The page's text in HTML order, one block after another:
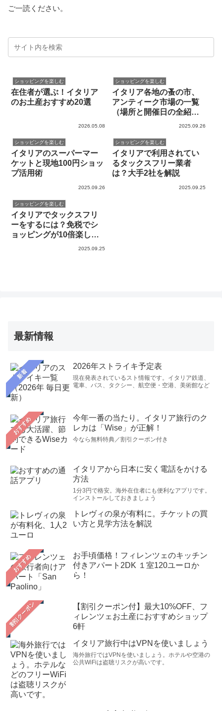
ご一読ください。
ショッピングを楽しむ
在住者が選ぶ！イタリア
のお土産おすすめ20選
2026.05.08
ショッピングを楽しむ
イタリア各地の蚤の市、
アンティーク市場の一覧
（場所と開催日の全紹
2025.09.26
ショッピングを楽しむ
イタリアのスーパーマー
ケットと現地100円ショッ
プ活用術
2025.09.26
ショッピングを楽しむ
イタリアで利用されてい
るタックスフリー業者
は？大手2社を解説
2025.09.25
ショッピングを楽しむ
イタリアでタックスフリ
ーをするには？免税でシ
ョッピングが10倍楽しめ
2025.09.25
最新情報
新着
2026年ストライキ予定表
現在発表されているスト情報です。イタリア鉄道、
電車、バス、タクシー、航空便・空港、美術館など
おすすめ
今年一番の当たり。イタリア旅行のク
レカは「Wise」が正解！
今なら無料特典／割引クーポン付き
イタリアから日本に安く電話をかける
方法
1分3円で格安。海外在住者にも便利なアプリです。
インストールしておきましょう
トレヴィの泉が有料に。チケットの買
い方と見学方法を解説
おすすめ
お手頃価格！フィレンツェのキッチン
付きアパート2DK １室120ユーロか
ら！
【割引クーポン付】最大10%OFF、フ
ィレンツェお土産におすすめショップ
6軒
イタリア旅行中はVPNを使いましょう
海外旅行ではVPNを使いましょう。ホテルや空港の
公共WiFiは盗聴リスクが高いです。